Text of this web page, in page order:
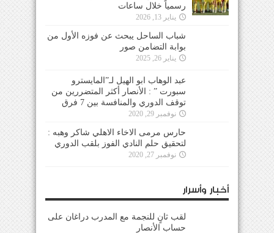
رسمياً خلال ساعات
يناير 13, 2026
شباب الساحل يبحث عن فوزه الأول من
بوابة التضامن صور
يناير 26, 2025
عبد الوهاب ابو الهيل لـ”المايسترو
سبورت ” : الأنصار أكثر المتضررين من
توقف الدوري والمنافسة بين 7 فرق
نوفمبر 29, 2020
حارس مرمى الاخاء الاهلي شاكر وهبه :
لتحقيق حلم النادي الفوز بلقب الدوري
نوفمبر 27, 2020
أخبار وأسرار
لقب ثانٍ للنجمة مع المدرب دراغان على
حساب الأنصار